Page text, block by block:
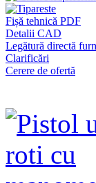
Fișă tehnică PDF
Detalii CAD
Legătură directă
Clarificări
Cerere de ofertă